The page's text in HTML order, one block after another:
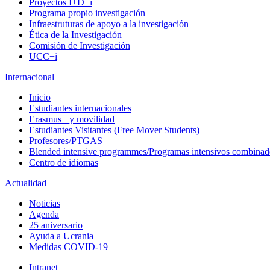
Proyectos I+D+i
Programa propio investigación
Infraestruturas de apoyo a la investigación
Ética de la Investigación
Comisión de Investigación
UCC+i
Internacional
Inicio
Estudiantes internacionales
Erasmus+ y movilidad
Estudiantes Visitantes (Free Mover Students)
Profesores/PTGAS
Blended intensive programmes/Programas intensivos
Centro de idiomas
Actualidad
Noticias
Agenda
25 aniversario
Ayuda a Ucrania
Medidas COVID-19
Intranet